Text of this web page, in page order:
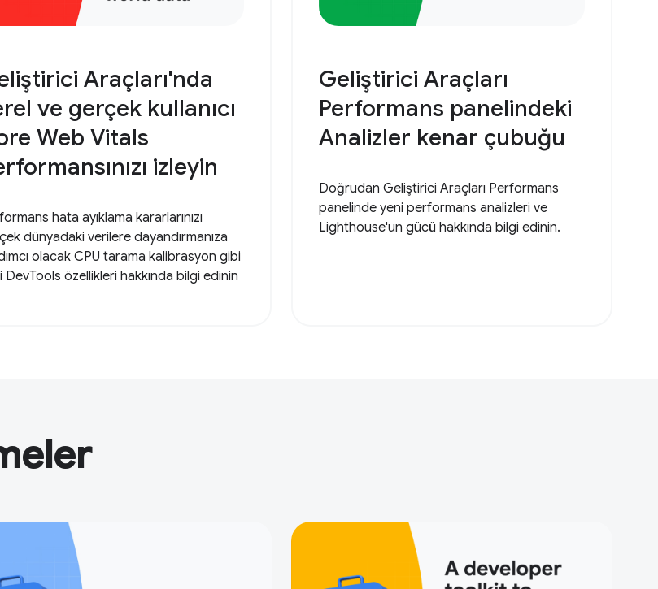
Araçları'nda
ve gerçek kullanıcı
Web Vitals
izleyin
hata ayıklama kararlarınızı
dünyadaki verilere dayandırmanıza
olacak CPU tarama kalibrasyon gibi
DevTools özellikleri hakkında bilgi edinin
Geliştirici Araçları
Performans panelindeki
Analizler kenar çubuğu
Doğrudan Geliştirici Araçları Performans
panelinde yeni performans analizleri ve
Lighthouse'un gücü hakkında bilgi edinin.